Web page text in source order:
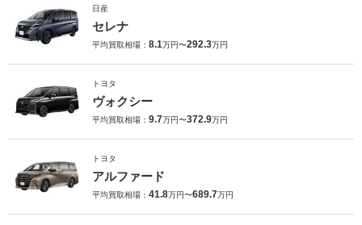
日産
セレナ
平均買取相場： 8.1万円〜292.3万円
トヨタ
ヴォクシー
平均買取相場： 9.7万円〜372.9万円
トヨタ
アルファード
平均買取相場： 41.8万円〜689.7万円